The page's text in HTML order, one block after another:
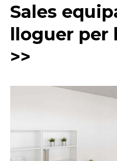
Sales
lloguer per
>>